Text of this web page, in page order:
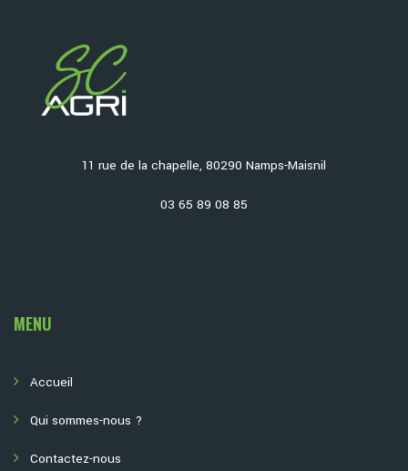
11 rue de la chapelle, 80290 Namps-Maisnil
03 65 89 08 85
MENU
Accueil
Qui sommes-nous ?
Contactez-nous